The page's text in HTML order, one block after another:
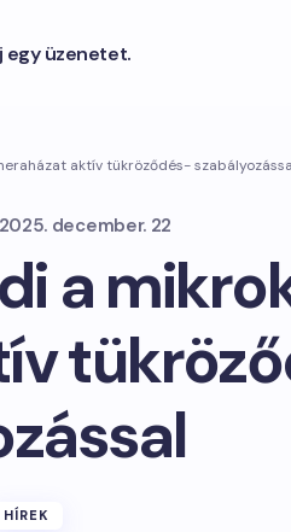
egy üzenetet.
aktív tükröződés-
2025. december. 22
a
HÍREK